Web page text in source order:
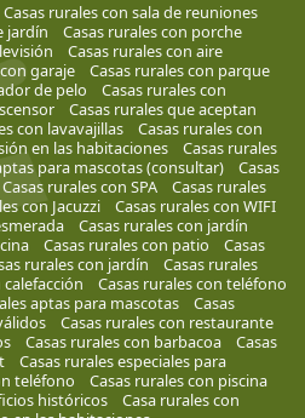
Casas rurales con sala de reuniones
jardín
Casas rurales con porche
Casas rurales con aire
garaje
Casas rurales con parque
de pelo
Casas rurales con
Casas rurales que aceptan
con lavavajillas
Casas rurales con
en las habitaciones
Casas rurales
para mascotas (consultar)
Casas
Casas rurales con SPA
Casas rurales
con Jacuzzi
Casas rurales con WIFI
Casas rurales con jardín
Casas rurales con patio
Casas
rurales con jardín
Casas rurales
calefacción
Casas rurales con teléfono
aptas para mascotas
Casas
Casas rurales con restaurante
Casas rurales con barbacoa
Casas
Casas rurales especiales para
teléfono
Casas rurales con piscina
históricos
Casa rurales con